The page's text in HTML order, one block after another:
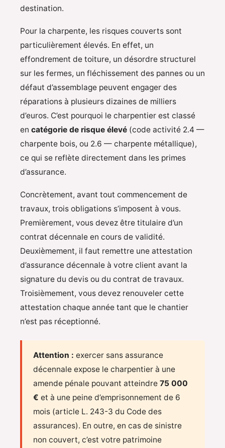
destination.
Pour la charpente, les risques couverts sont
particulièrement élevés. En effet, un
effondrement de toiture, un désordre structurel
sur les fermes, un fléchissement des pannes ou un
défaut d’assemblage peuvent engager des
réparations à plusieurs dizaines de milliers
d’euros. C’est pourquoi le charpentier est classé
en catégorie de risque élevé (code activité 2.4 —
charpente bois, ou 2.6 — charpente métallique),
ce qui se reflète directement dans les primes
d’assurance.
Concrètement, avant tout commencement de
travaux, trois obligations s’imposent à vous.
Premièrement, vous devez être titulaire d’un
contrat décennale en cours de validité.
Deuxièmement, il faut remettre une attestation
d’assurance décennale à votre client avant la
signature du devis ou du contrat de travaux.
Troisièmement, vous devez renouveler cette
attestation chaque année tant que le chantier
n’est pas réceptionné.
Attention : exercer sans assurance
décennale expose le charpentier à une
amende pénale pouvant atteindre 75 000
€ et à une peine d’emprisonnement de 6
mois (article L. 243-3 du Code des
assurances). En outre, en cas de sinistre
non couvert, c’est votre patrimoine